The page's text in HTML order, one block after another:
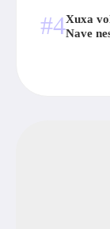
#4Xuxa
Nave